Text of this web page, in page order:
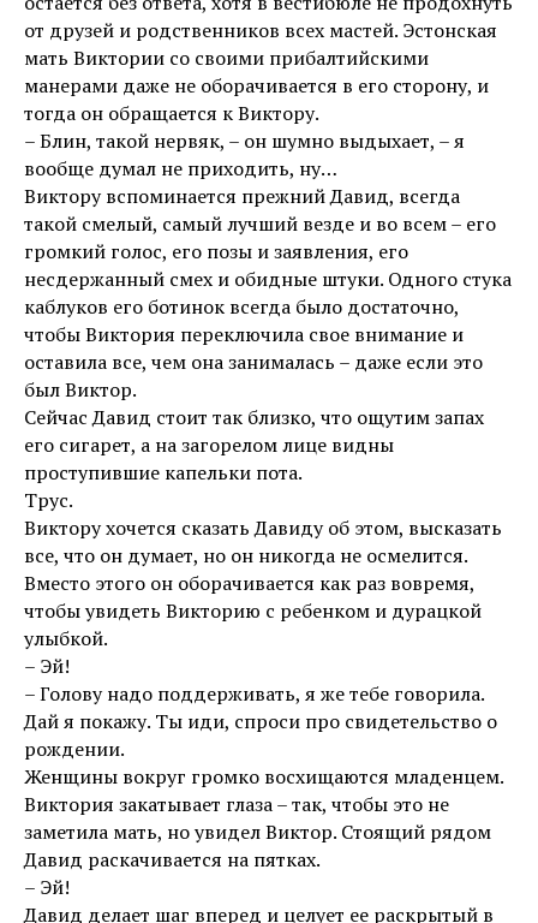
от друзей и родственников всех мастей. Эстонская
мать Виктории со своими прибалтийскими
манерами даже не оборачивается в его сторону, и
тогда он обращается к Виктору.
– Блин, такой нервяк, – он шумно выдыхает, – я
вообще думал не приходить, ну…
Виктору вспоминается прежний Давид, всегда
такой смелый, самый лучший везде и во всем – его
громкий голос, его позы и заявления, его
несдержанный смех и обидные штуки. Одного стука
каблуков его ботинок всегда было достаточно,
чтобы Виктория переключила свое внимание и
оставила все, чем она занималась – даже если это
был Виктор.
Сейчас Давид стоит так близко, что ощутим запах
его сигарет, а на загорелом лице видны
проступившие капельки пота.
Трус.
Виктору хочется сказать Давиду об этом, высказать
все, что он думает, но он никогда не осмелится.
Вместо этого он оборачивается как раз вовремя,
чтобы увидеть Викторию с ребенком и дурацкой
улыбкой.
– Эй!
– Голову надо поддерживать, я же тебе говорила.
Дай я покажу. Ты иди, спроси про свидетельство о
рождении.
Женщины вокруг громко восхищаются младенцем.
Виктория закатывает глаза – так, чтобы это не
заметила мать, но увидел Виктор. Стоящий рядом
Давид раскачивается на пятках.
– Эй!
Давид делает шаг вперед и целует ее раскрытый в